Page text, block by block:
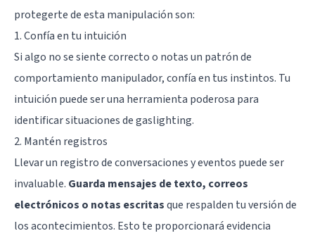
protegerte de esta manipulación son:
1. Confía en tu intuición
Si algo no se siente correcto o notas un patrón de
comportamiento manipulador, confía en tus instintos. Tu
intuición puede ser una herramienta poderosa para
identificar situaciones de gaslighting.
2. Mantén registros
Llevar un registro de conversaciones y eventos puede ser
invaluable. Guarda mensajes de texto, correos
electrónicos o notas escritasque respalden tu versión de
los acontecimientos. Esto te proporcionará evidencia